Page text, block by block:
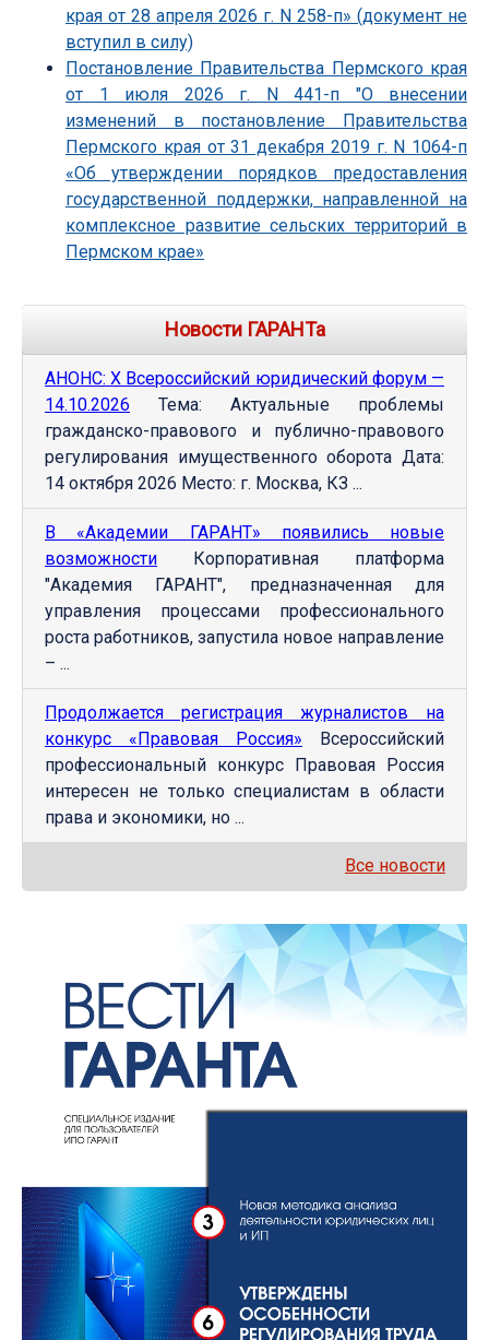
края от 28 апреля 2026 г. N 258-п» (документ не
вступил в силу)
Постановление Правительства Пермского края
от 1 июля 2026 г. N 441-п "О внесении
изменений в постановление Правительства
Пермского края от 31 декабря 2019 г. N 1064-п
«Об утверждении порядков предоставления
государственной поддержки, направленной на
комплексное развитие сельских территорий в
Пермском крае»
Новости ГАРАНТа
АНОНС: Х Всероссийский юридический форум —
14.10.2026 Тема: Актуальные проблемы
гражданско-правового и публично-правового
регулирования имущественного оборота Дата:
14 октября 2026 Место: г. Москва, КЗ ...
В «Академии ГАРАНТ» появились новые
возможности Корпоративная платформа
"Академия ГАРАНТ", предназначенная для
управления процессами профессионального
роста работников, запустила новое направление
– ...
Продолжается регистрация журналистов на
конкурс «Правовая Россия» Всероссийский
профессиональный конкурс Правовая Россия
интересен не только специалистам в области
права и экономики, но ...
Все новости